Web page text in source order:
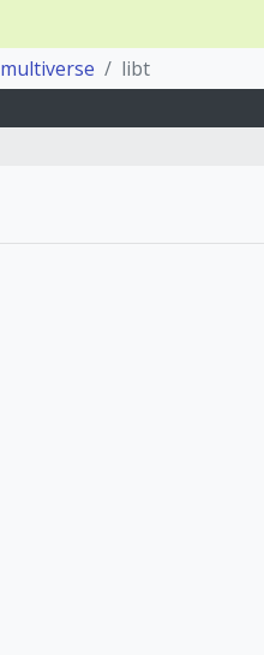
multiverse
libt